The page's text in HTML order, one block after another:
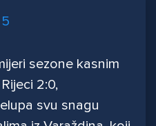
sezone kasnim
2:0,
svu snagu